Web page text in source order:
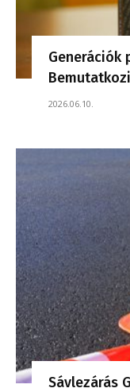
Generációk
2026.06.10.
Sávlezárás